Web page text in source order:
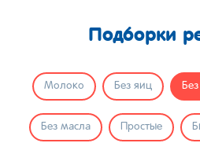
Подборки
Молоко Без яиц
Без масла Простые